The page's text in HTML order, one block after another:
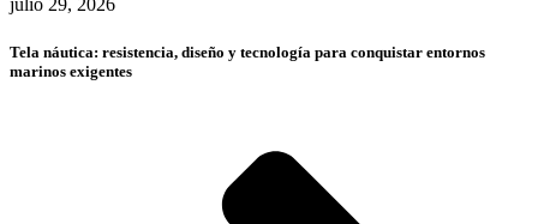
julio 29, 2026
Tela náutica: resistencia, diseño y tecnología para conquistar entornos
marinos exigentes